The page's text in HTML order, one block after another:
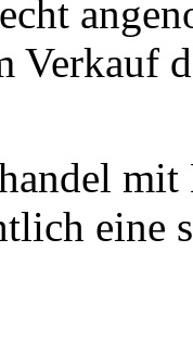
Verkauf